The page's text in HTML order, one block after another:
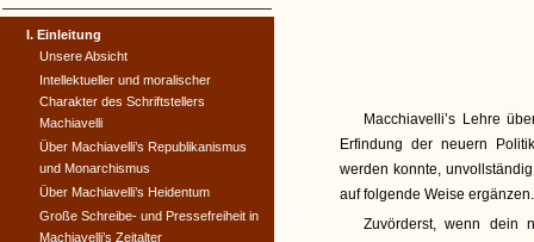
Macchiavelli’s Lehre
Erfindung der neuern
werden konnte,
auf folgende Weise
Zuvörderst, wenn dein
I. Einleitung
Unsere Absicht
Intellektueller und moralischer
Charakter des Schriftstellers
Machiavelli
Über Machiavelli’s Republikanismus
und Monarchismus
Über Machiavelli’s Heidentum
Große Schreibe- und Pressefreiheit in
Machiavelli’s Zeitalter